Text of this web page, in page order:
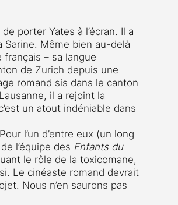
de porter Yates à l’écran. Il a
Sarine. Même bien au-delà
– sa langue
de Zurich depuis une
romand sis dans le canton
il a rejoint la
un atout indéniable dans
l’un d’entre eux (un long
l’équipe des Enfants du
le rôle de la toxicomane,
Le cinéaste romand devrait
Nous n’en saurons pas